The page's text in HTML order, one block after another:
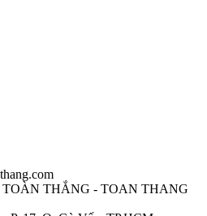
THẮNG - TOAN THANG